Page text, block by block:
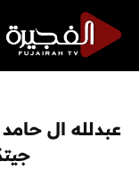
عبدلله ال